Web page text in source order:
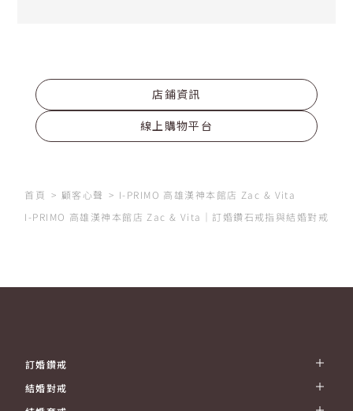
店鋪資訊
線上購物平台
首頁 顧客心聲
I-PRIMO 高雄漢神本館店 Zac & Vita
I-PRIMO 高雄漢神本館店 Zac & Vita｜訂婚鑽石戒指與結婚對戒首
訂婚鑽戒
結婚對戒